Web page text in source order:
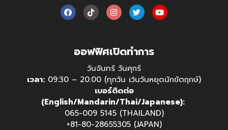
ออฟฟิศเปิดทำการ
วันจันทร์ วันศุกร์
เวลา: 09:30 – 20:00 (ทุกวัน เว้นวันหยุดนักขัตฤกษ์)
เบอร์ติดต่อ
(English/Mandarin/Thai/Japanese):
065-009 5145 (THAILAND)
+81-80-28655305 (JAPAN)